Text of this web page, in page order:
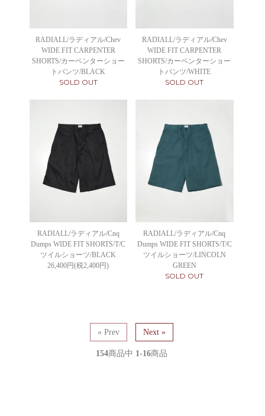
RADIALL/ラディアル/Chev
WIDE FIT CARPENTER
SHORTS/カーペンターショー
トパンツ/BLACK
SOLD OUT
RADIALL/ラディアル/Chev
WIDE FIT CARPENTER
SHORTS/カーペンターショー
トパンツ/WHITE
SOLD OUT
RADIALL/ラディアル/Cnq
Dumps WIDE FIT SHORTS/T/C
ツイルショーツ/BLACK
26,400円(税2,400円)
RADIALL/ラディアル/Cnq
Dumps WIDE FIT SHORTS/T/C
ツイルショーツ/LINCOLN
GREEN
SOLD OUT
« Prev Next »
154商品中 1-16商品